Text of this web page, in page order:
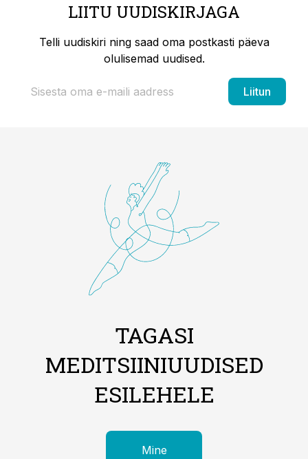
LIITU UUDISKIRJAGA
Telli uudiskiri ning saad oma postkasti päeva
olulisemad uudised.
Liitun
TAGASI
MEDITSIINIUUDISED
ESILEHELE
Mine